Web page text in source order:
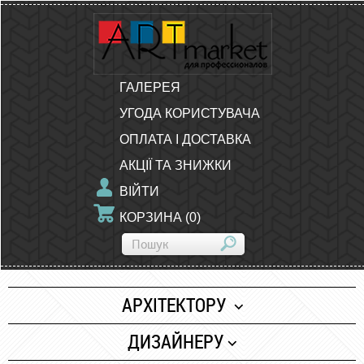
ГАЛЕРЕЯ
УГОДА КОРИСТУВАЧА
ОПЛАТА І ДОСТАВКА
АКЦІЇ ТА ЗНИЖКИ
ВІЙТИ
КОРЗИНА (0)
АРХІТЕКТОРУ
Папір
ДИЗАЙНЕРУ